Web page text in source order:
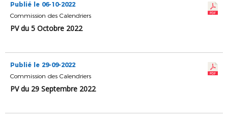
Publié le 06-10-2022
Commission des Calendriers
PV du 5 Octobre 2022
Publié le 29-09-2022
Commission des Calendriers
PV du 29 Septembre 2022